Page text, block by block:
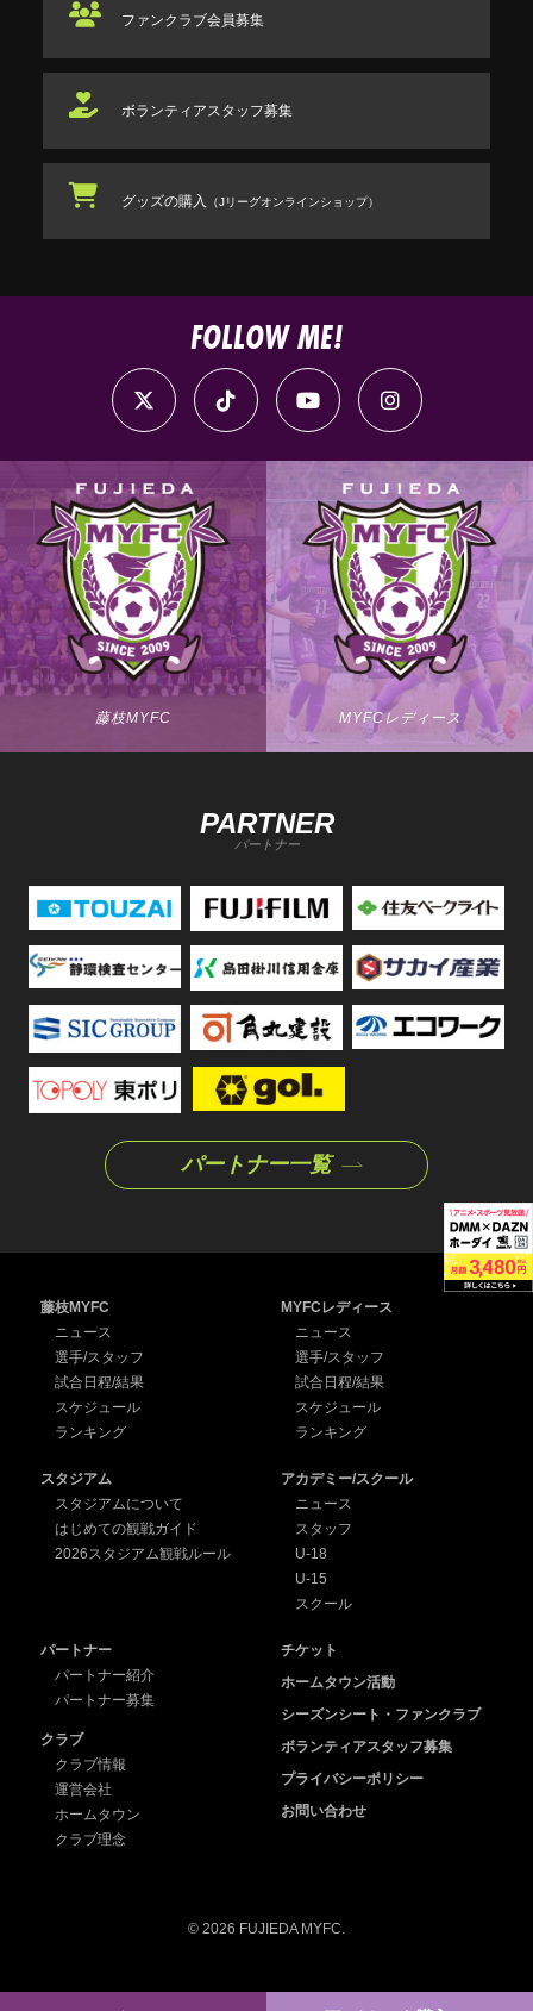
ファンクラブ会員募集
ボランティアスタッフ募集
グッズの購入 （Jリーグオンラインショップ）
FOLLOW ME!
藤枝MYFC MYFCレディース
PARTNER
パートナー
パートナー一覧
藤枝MYFC
ニュース
選手/スタッフ
試合日程/結果
スケジュール
ランキング
MYFCレディース
ニュース
選手/スタッフ
試合日程/結果
スケジュール
ランキング
スタジアム
スタジアムについて
はじめての観戦ガイド
2026スタジアム観戦ルール
アカデミー/スクール
ニュース
スタッフ
U-18
U-15
スクール
パートナー
パートナー紹介
パートナー募集
クラブ
クラブ情報
運営会社
ホームタウン
クラブ理念
チケット
ホームタウン活動
シーズンシート・ファンクラブ
ボランティアスタッフ募集
プライバシーポリシー
お問い合わせ
© 2026 FUJIEDA MYFC.